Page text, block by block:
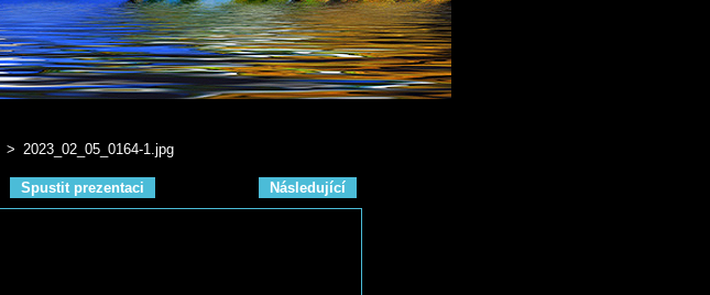
> 2023_02_05_0164-1.jpg
Spustit prezentaci Následující